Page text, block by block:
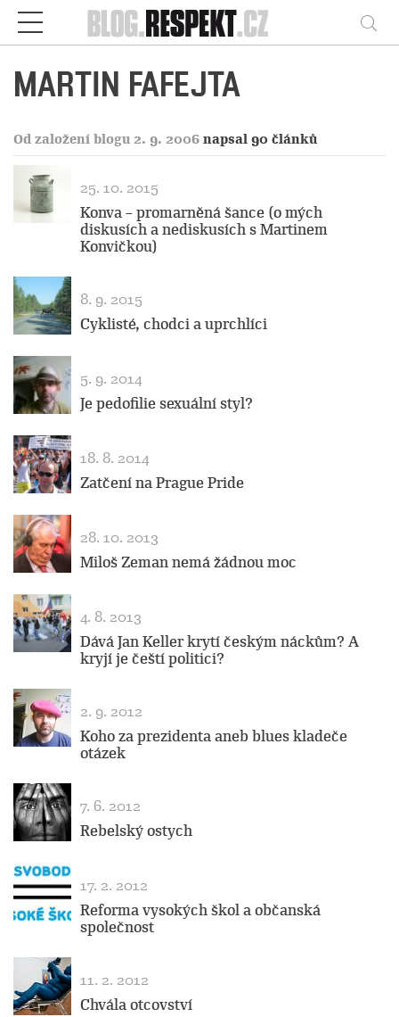
Respekt
MARTIN FAFEJTA
Od založení blogu 2. 9. 2006 napsal 90 článků
25. 10. 2015
Konva – promarněná šance (o mých
diskusích a nediskusích s Martinem
Konvičkou)
8. 9. 2015
Cyklisté, chodci a uprchlíci
5. 9. 2014
Je pedofilie sexuální styl?
18. 8. 2014
Zatčení na Prague Pride
28. 10. 2013
Miloš Zeman nemá žádnou moc
4. 8. 2013
Dává Jan Keller krytí českým náckům? A
kryjí je čeští politici?
2. 9. 2012
Koho za prezidenta aneb blues kladeče
otázek
7. 6. 2012
Rebelský ostych
17. 2. 2012
Reforma vysokých škol a občanská
společnost
11. 2. 2012
Chvála otcovství